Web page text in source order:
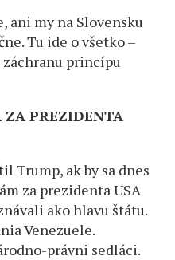
ani my na Slovensku
Tu ide o všetko –
záchranu princípu
ZA PREZIDENTA
Trump, ak by sa dnes
za prezidenta USA
ako hlavu štátu.
Venezuele.
právni sedláci.